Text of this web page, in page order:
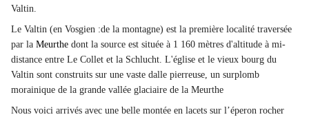
Valtin.
Le Valtin (en Vosgien :de la montagne) est la première localité traversée
par la Meurthe dont la source est située à 1 160 mètres d'altitude à mi-
distance entre Le Collet et la Schlucht. L'église et le vieux bourg du
Valtin sont construits sur une vaste dalle pierreuse, un surplomb
morainique de la grande vallée glaciaire de la Meurthe
Nous voici arrivés avec une belle montée en lacets sur l’éperon rocher